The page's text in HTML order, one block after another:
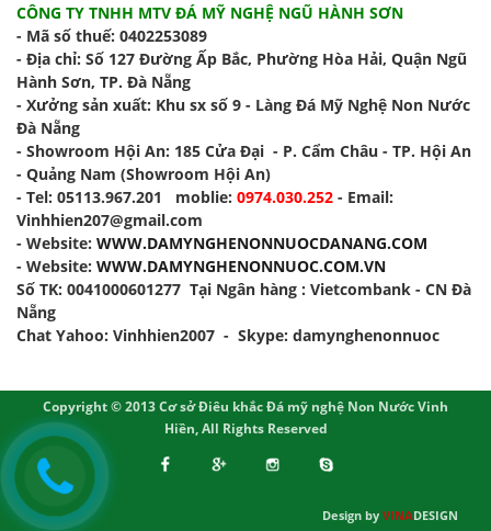
CÔNG TY TNHH MTV ĐÁ MỸ NGHỆ NGŨ HÀNH SƠN
- Mã số thuế: 0402253089
- Địa chỉ: Số 127 Đường Ấp Bắc, Phường Hòa Hải, Quận Ngũ
Hành Sơn, TP. Đà Nẵng
- Xưởng sản xuất: Khu sx số 9 - Làng Đá Mỹ Nghệ Non Nước
Đà Nẵng
- Showroom Hội An: 185 Cửa Đại - P. Cẩm Châu - TP. Hội An
- Quảng Nam (Showroom Hội An)
- Tel: 05113.967.201 moblie: 0974.030.252 - Email:
Vinhhien207@gmail.com
- Website: WWW.DAMYNGHENONNUOCDANANG.COM
- Website: WWW.DAMYNGHENONNUOC.COM.VN
Số TK: 0041000601277 Tại Ngân hàng : Vietcombank - CN Đà
Nẵng
Chat Yahoo: Vinhhien2007 - Skype: damynghenonnuoc
Copyright © 2013 Cơ sở Điêu khắc Đá mỹ nghệ Non Nước Vinh
Hiền, All Rights Reserved
Design by VINADESIGN